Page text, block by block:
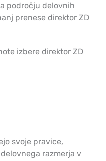
področju delovnih
prenese direktor ZD
izbere direktor ZD
svoje pravice,
razmerja v